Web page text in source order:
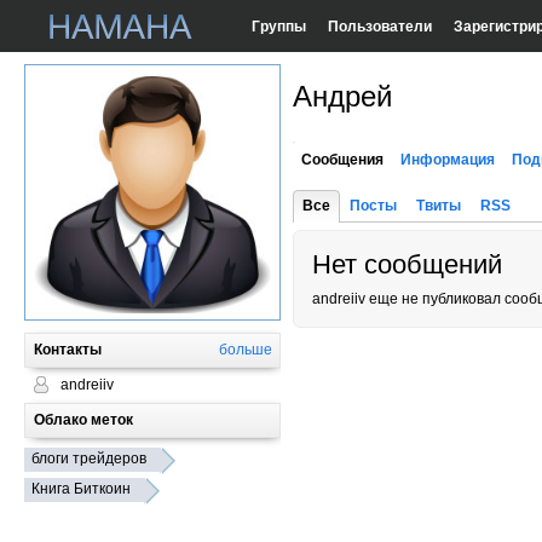
Группы Пользователи
Контакты больше
andreiiv
Облако меток
блоги трейдеров
Книга Биткоин
Андрей
Сообщения Информация
Все Посты Твиты RSS
Нет сообщений
andreiiv еще не публиковал